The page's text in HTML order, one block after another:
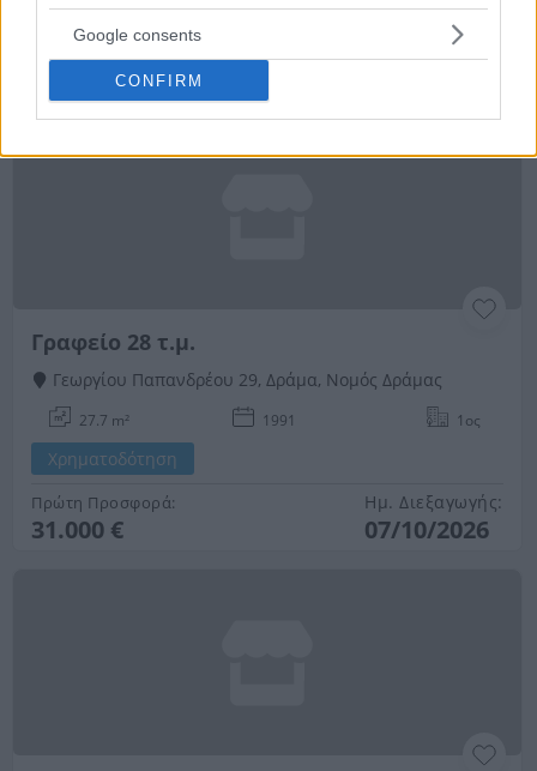
Google consents
CONFIRM
Χρηματοδότηση
Πρώτη Προσφορά:
264.000 €
Ημ. Διεξαγωγής:
Γραφείο 28 τ.μ.
Γεωργίου Παπανδρέου 29, Δράμα, Νομός Δράμας
27.7 m² 1991 1ος
Χρηματοδότηση
Πρώτη Προσφορά:
31.000 €
Ημ. Διεξαγωγής:
07/10/2026